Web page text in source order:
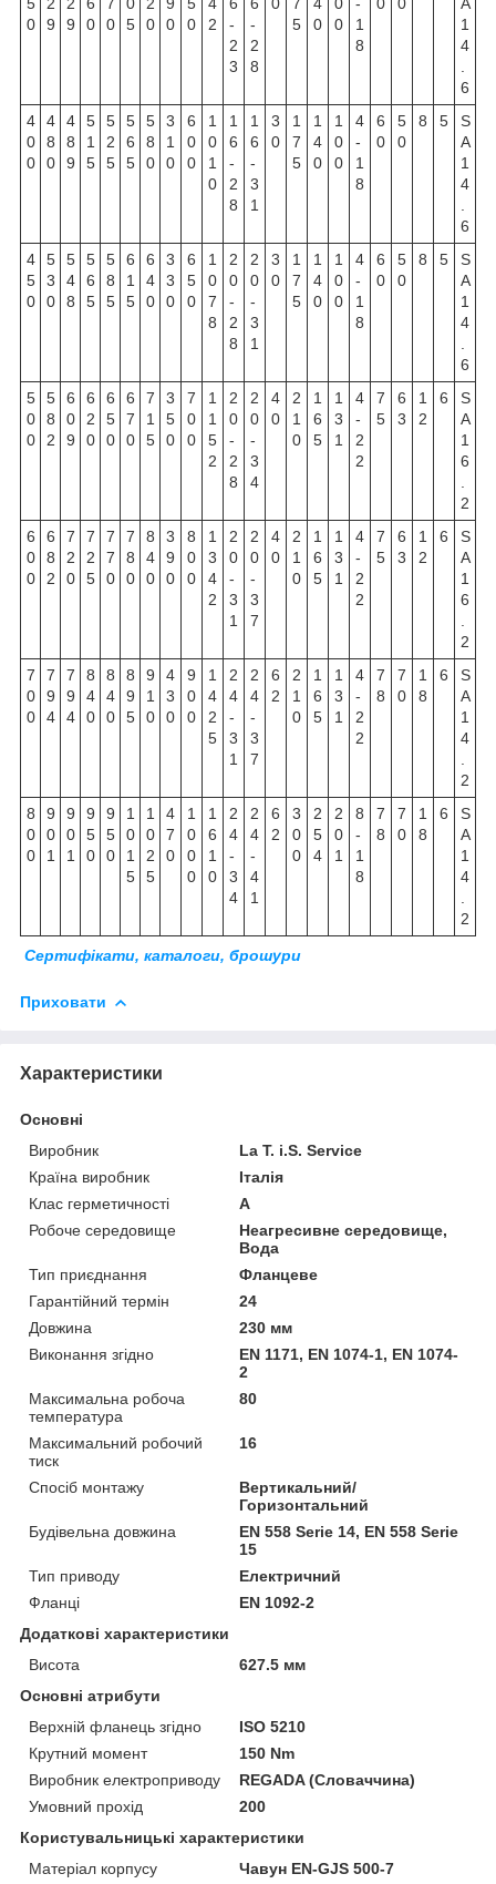
0
9
9
0
0
5
0
0
0
2
-
2
3
-
2
8
5
0
0
1
8
1
4
6
4
0
0
4
8
0
4
8
9
5
1
5
5
2
5
5
6
5
5
8
0
3
1
0
6
0
0
1
0
1
0
1
6
-
2
8
1
6
-
3
1
3
0
1
7
5
1
4
0
1
0
0
4
-
1
8
6
0
5
0
8 5
S
A
1
4
6
4
5
0
5
3
0
5
4
8
5
6
5
5
8
5
6
1
5
6
4
0
3
3
0
6
5
0
1
0
7
8
2
0
-
2
8
2
0
-
3
1
3
0
1
7
5
1
4
0
1
0
0
4
-
1
8
6
0
5
0
8 5
S
A
1
4
6
5
0
0
5
8
2
6
0
9
6
2
0
6
5
0
6
7
0
7
1
5
3
5
0
7
0
0
1
1
5
2
2
0
-
2
8
2
0
-
3
4
4
0
2
1
0
1
6
5
1
3
1
4
-
2
2
7
5
6
3
1
2
6
S
A
1
6
2
6
0
0
6
8
2
7
2
0
7
2
5
7
7
0
7
8
0
8
4
0
3
9
0
8
0
0
1
3
4
2
2
0
-
3
1
2
0
-
3
7
4
0
2
1
0
1
6
5
1
3
1
4
-
2
2
7
5
6
3
1
2
6
S
A
1
6
2
7
0
0
7
9
4
7
9
4
8
4
0
8
4
0
8
9
5
9
1
0
4
3
0
9
0
0
1
4
2
5
2
4
-
3
1
2
4
-
3
7
6
2
2
1
0
1
6
5
1
3
1
4
-
2
2
7
8
7
0
1
8
6
S
A
1
4
2
8
0
0
9
0
1
9
0
1
9
5
0
9
5
0
1
0
1
5
1
0
2
5
4
7
0
1
0
0
0
1
6
1
0
2
4
-
3
4
2
4
-
4
1
6
2
3
0
0
2
5
4
2
0
1
8
-
1
8
7
8
7
0
1
8
6
S
A
1
4
2
Сертифікати, каталоги, брошури
Приховати
Характеристики
Основні
Виробник
La T. i.S. Service
Країна виробник
Італія
Клас герметичності
А
Робоче середовище
Неагресивне середовище,
Вода
Тип приєднання
Фланцеве
Гарантійний термін
24
Довжина
230 мм
Виконання згідно
EN 1171, EN 1074-1, EN 1074-
2
Максимальна робоча
температура
80
Максимальний робочий
тиск
16
Спосіб монтажу
Вертикальний/
Горизонтальний
Будівельна довжина
EN 558 Serie 14, EN 558 Serie
15
Тип приводу
Електричний
Фланці
EN 1092-2
Додаткові характеристики
Висота
627.5 мм
Основні атрибути
Верхній фланець згідно
ISO 5210
Крутний момент
150 Nm
Виробник електроприводу
REGADA (Словаччина)
Умовний прохід
200
Користувальницькі характеристики
Матеріал корпусу
Чавун EN-GJS 500-7